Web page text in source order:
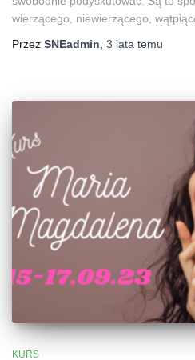
wierzącego, niewierzącego,
Przez SNEadmin 3 lata temu
KURS